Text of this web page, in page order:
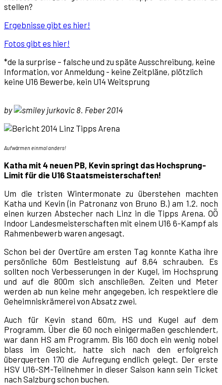
stellen?
Ergebnisse gibt es hier!
Fotos gibt es hier!
*de la surprise – falsche und zu späte Ausschreibung, keine
Information, vor Anmeldung - keine Zeitpläne, plötzlich
keine U16 Bewerbe, kein U14 Weitsprung
by jurkovic 8. Feber 2014
Aufwärmen einmal anders!
Katha mit 4 neuen PB, Kevin springt das Hochsprung-
Limit für die U16 Staatsmeisterschaften!
Um die tristen Wintermonate zu überstehen machten
Katha und Kevin (in Patronanz von Bruno B.) am 1.2. noch
einen kurzen Abstecher nach Linz in die Tipps Arena. OÖ
Indoor Landesmeisterschaften mit einem U16 6-Kampf als
Rahmenbewerb waren angesagt.
Schon bei der Overtüre am ersten Tag konnte Katha ihre
persönliche 60m Bestleistung auf 8,64 schrauben. Es
sollten noch Verbesserungen in der Kugel, im Hochsprung
und auf die 800m sich anschließen. Zeiten und Meter
werden ab nun keine mehr angegeben, ich respektiere die
Geheimniskrämerei von Absatz zwei.
Auch für Kevin stand 60m, HS und Kugel auf dem
Programm. Über die 60 noch einigermaßen geschlendert,
war dann HS am Programm. Bis 160 doch ein wenig nobel
blass im Gesicht, hatte sich nach den erfolgreich
überquerten 170 die Aufregung endlich gelegt. Der erste
HSV U16-SM-Teilnehmer in dieser Saison kann sein Ticket
nach Salzburg schon buchen.